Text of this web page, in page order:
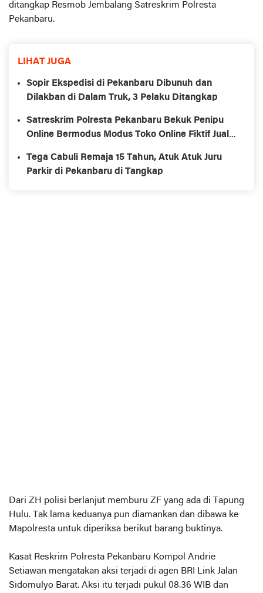
ditangkap Resmob Jembalang Satreskrim Polresta
Pekanbaru.
LIHAT JUGA
Sopir Ekspedisi di Pekanbaru Dibunuh dan
Dilakban di Dalam Truk, 3 Pelaku Ditangkap
Satreskrim Polresta Pekanbaru Bekuk Penipu
Online Bermodus Modus Toko Online Fiktif Jual
Tega Cabuli Remaja 15 Tahun, Atuk Atuk Juru
Parkir di Pekanbaru di Tangkap
Dari ZH polisi berlanjut memburu ZF yang ada di Tapung
Hulu. Tak lama keduanya pun diamankan dan dibawa ke
Mapolresta untuk diperiksa berikut barang buktinya.
Kasat Reskrim Polresta Pekanbaru Kompol Andrie
Setiawan mengatakan aksi terjadi di agen BRI Link Jalan
Sidomulyo Barat. Aksi itu terjadi pukul 08.36 WIB dan